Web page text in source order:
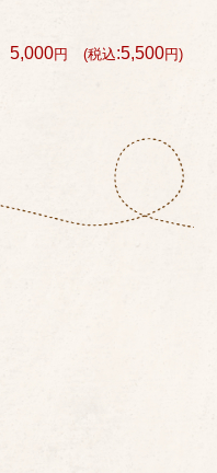
5,000円 (税込:5,500円)